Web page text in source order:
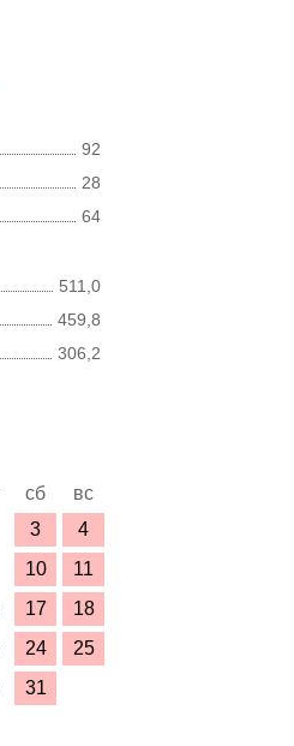
92
28
64
511,0
459,8
306,2
сб
вс
3
4
10
11
17
18
24
25
31